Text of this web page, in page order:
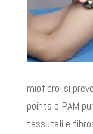
miofibrolisi
points o PAM
tessutali e